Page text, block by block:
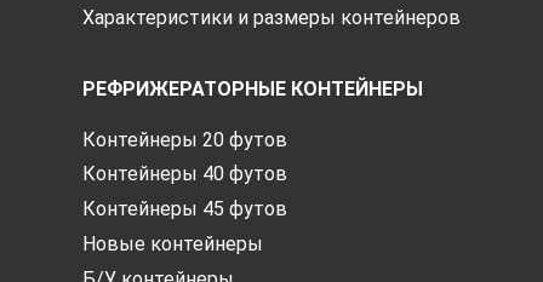
Характеристики и размеры контейнеров
РЕФРИЖЕРАТОРНЫЕ КОНТЕЙНЕРЫ
Контейнеры 20 футов
Контейнеры 40 футов
Контейнеры 45 футов
Новые контейнеры